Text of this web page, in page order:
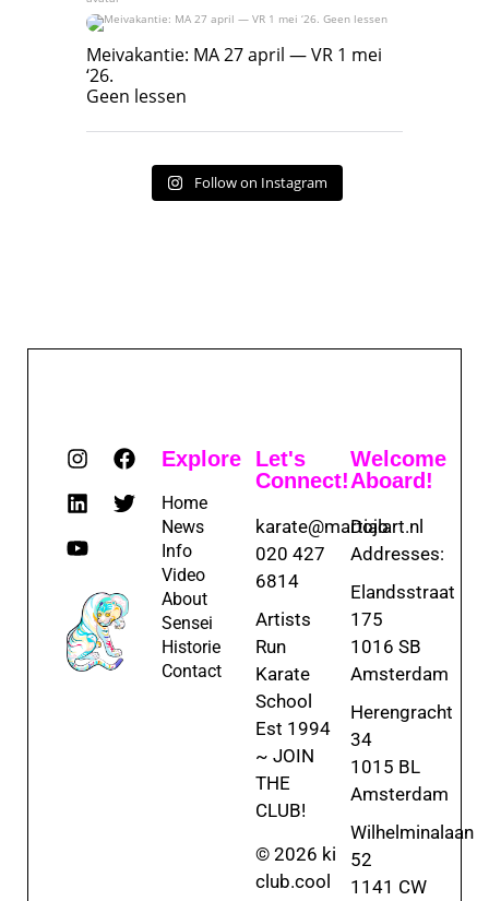
Meivakantie: MA 27 april — VR 1 mei ‘26.
Geen lessen
Meivakantie: MA 27 april — VR 1 mei
‘26.
Geen lessen
Follow on Instagram
Explore
Home
News
Info
Video
About
Sensei
Historie
Contact
Let's
Connect!
karate@martialart.nl
020 427
6814
Artists
Run
Karate
School
Est 1994
~ JOIN
THE
CLUB!
© 2026 ki
club.cool
Welcome
Aboard!
Dojo
Addresses:
Elandsstraat
175
1016 SB
Amsterdam
Herengracht
34
1015 BL
Amsterdam
Wilhelminalaan
52
1141 CW